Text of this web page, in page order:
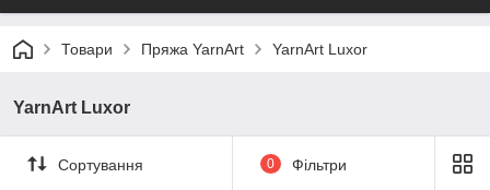
Товари Пряжа YarnArt YarnArt Luxor
YarnArt Luxor
Сортування 0 Фільтри